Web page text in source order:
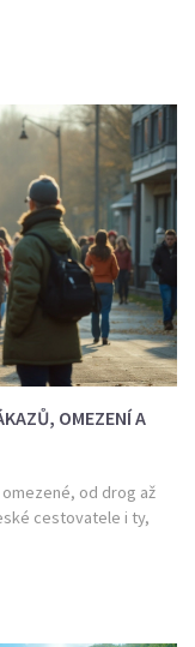
OMEZENÍ A
od drog až
cestovatele i ty,